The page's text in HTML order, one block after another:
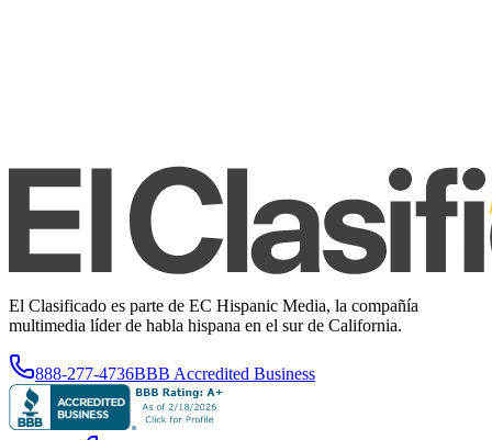
El Clasificado es parte de EC Hispanic Media, la compañía
multimedia líder de habla hispana en el sur de California.
888-277-4736BBB Accredited Business